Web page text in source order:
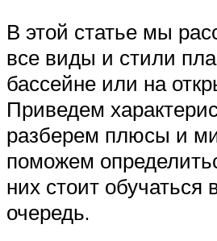
В этой статье мы
все виды и стили
бассейне или на
Приведем
разберем плюсы и
поможем
них стоит обучаться
очередь.